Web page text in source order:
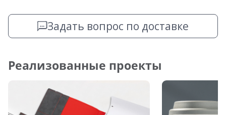
Задать вопрос по доставке
Реализованные проекты